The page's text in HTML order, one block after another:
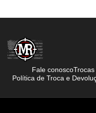
Fale conosco
Política de Troca e